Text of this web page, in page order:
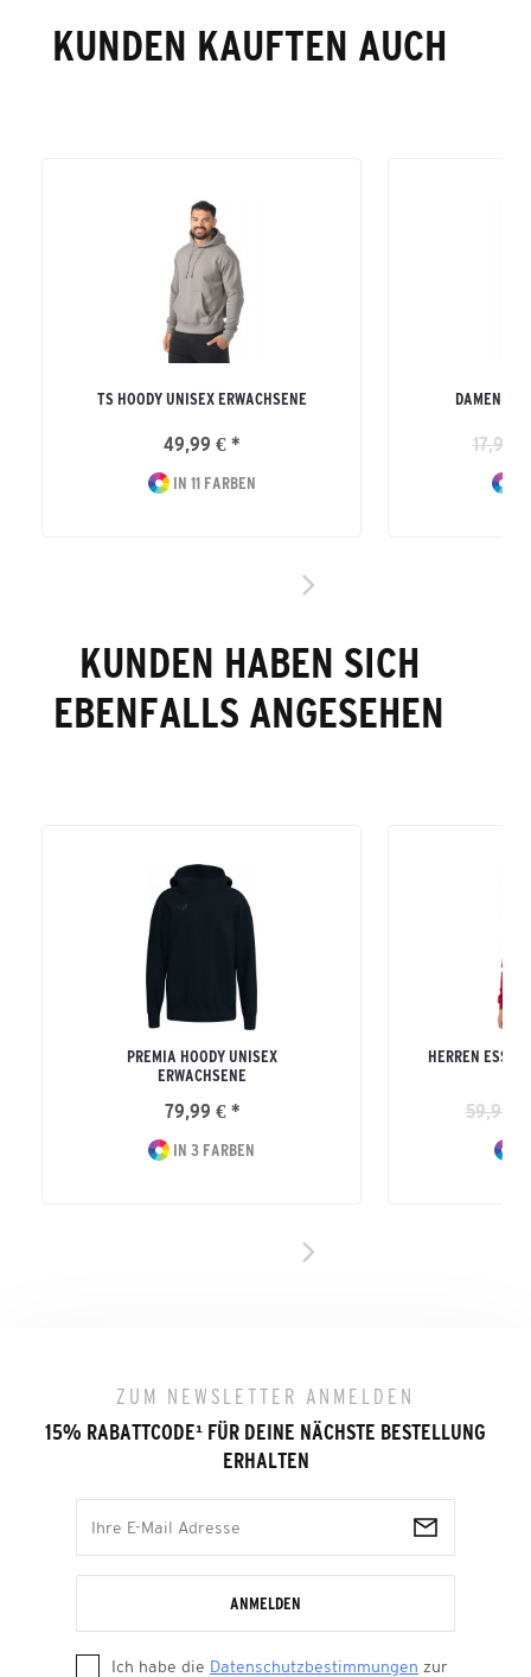
KUNDEN KAUFTEN AUCH
TS HOODY UNISEX ERWACHSENE
49,99 € *
IN 11 FARBEN
DAMEN
17,99
KUNDEN HABEN SICH
EBENFALLS ANGESEHEN
PREMIA HOODY UNISEX
ERWACHSENE
79,99 € *
IN 3 FARBEN
HERREN
59,99 €
ZUM NEWSLETTER ANMELDEN
15% RABATTCODE¹ FÜR DEINE NÄCHSTE BESTELLUNG
ERHALTEN
ANMELDEN
Ich habe die Datenschutzbestimmungen zur